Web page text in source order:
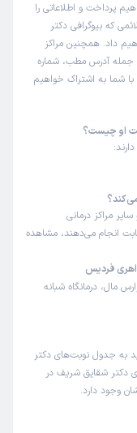
پرداخت و اطلاعاتی را
که بیوگرافی دکتر
داد. همچنین مراکز
جمله آدرس مطب، شماره
با شما به اشتراک خواهیم
او چیست؟
سایر مراکز درمانی
انجام می‌دهند، مشاهده
فردیس
مال، درمانگاه شبانه
به جدول نوبت‌های دکتر
دکتر شقایق شریف در
وجود دارد.